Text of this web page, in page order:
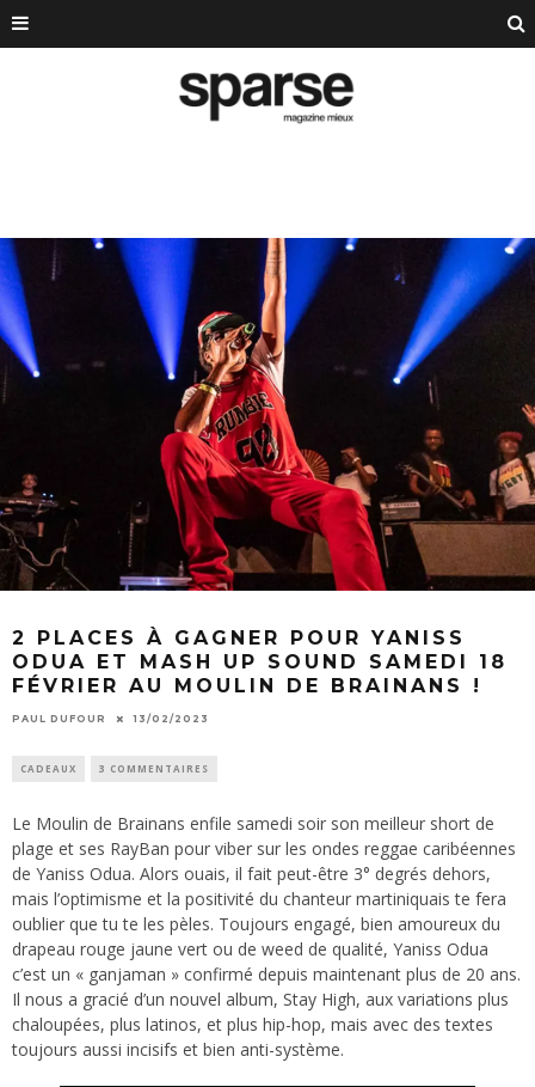
2 PLACES À GAGNER POUR YANISS
ODUA ET MASH UP SOUND SAMEDI 18
FÉVRIER AU MOULIN DE BRAINANS !
PAUL DUFOUR 13/02/2023
CADEAUX 3 COMMENTAIRES
Le Moulin de Brainans enfile samedi soir son meilleur short de
plage et ses RayBan pour viber sur les ondes reggae caribéennes
de Yaniss Odua. Alors ouais, il fait peut-être 3° degrés dehors,
mais l’optimisme et la positivité du chanteur martiniquais te fera
oublier que tu te les pèles. Toujours engagé, bien amoureux du
drapeau rouge jaune vert ou de weed de qualité, Yaniss Odua
c’est un « ganjaman » confirmé depuis maintenant plus de 20 ans.
Il nous a gracié d’un nouvel album, Stay High, aux variations plus
chaloupées, plus latinos, et plus hip-hop, mais avec des textes
toujours aussi incisifs et bien anti-système.